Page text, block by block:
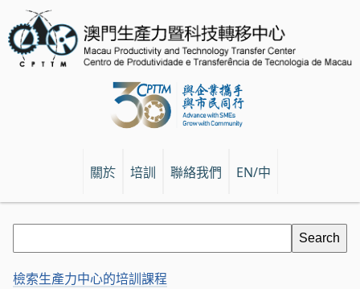
關於 培訓 聯絡我們 EN/中
檢索生產力中心的培訓課程